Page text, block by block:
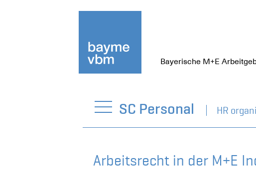
Bayerische M+E
SC Personal HR
Arbeitsrecht in der M+E